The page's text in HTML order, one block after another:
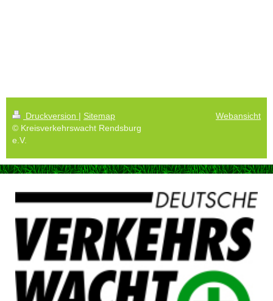
Druckversion | Sitemap
© Kreisverkehrswacht Rendsburg
e.V.
Webansicht